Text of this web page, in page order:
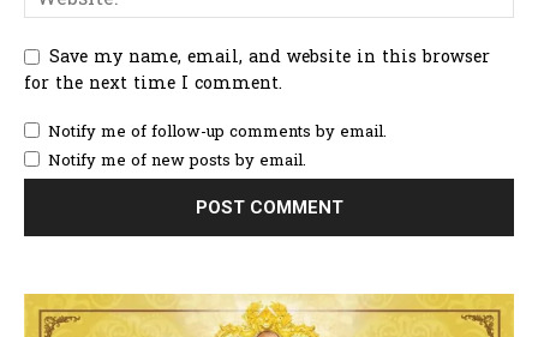
Save my name, email, and website in this browser
for the next time I comment.
Notify me of follow-up comments by email.
Notify me of new posts by email.